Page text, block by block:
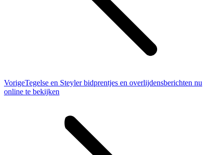
VorigeVorig
bericht
Tegelse en Steyler bidprentjes en overlijdensberichten nu
online te bekijken